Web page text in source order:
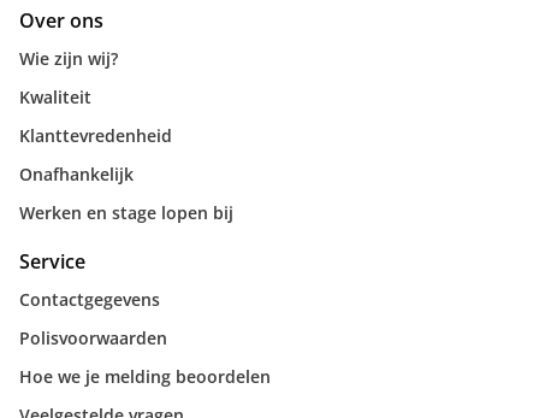
Over ons
Wie zijn wij?
Kwaliteit
Klanttevredenheid
Onafhankelijk
Werken en stage lopen bij
Service
Contactgegevens
Polisvoorwaarden
Hoe we je melding beoordelen